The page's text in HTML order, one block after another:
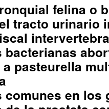
felina o
tracto urinario
bacterianas
pasteurella
comunes en los